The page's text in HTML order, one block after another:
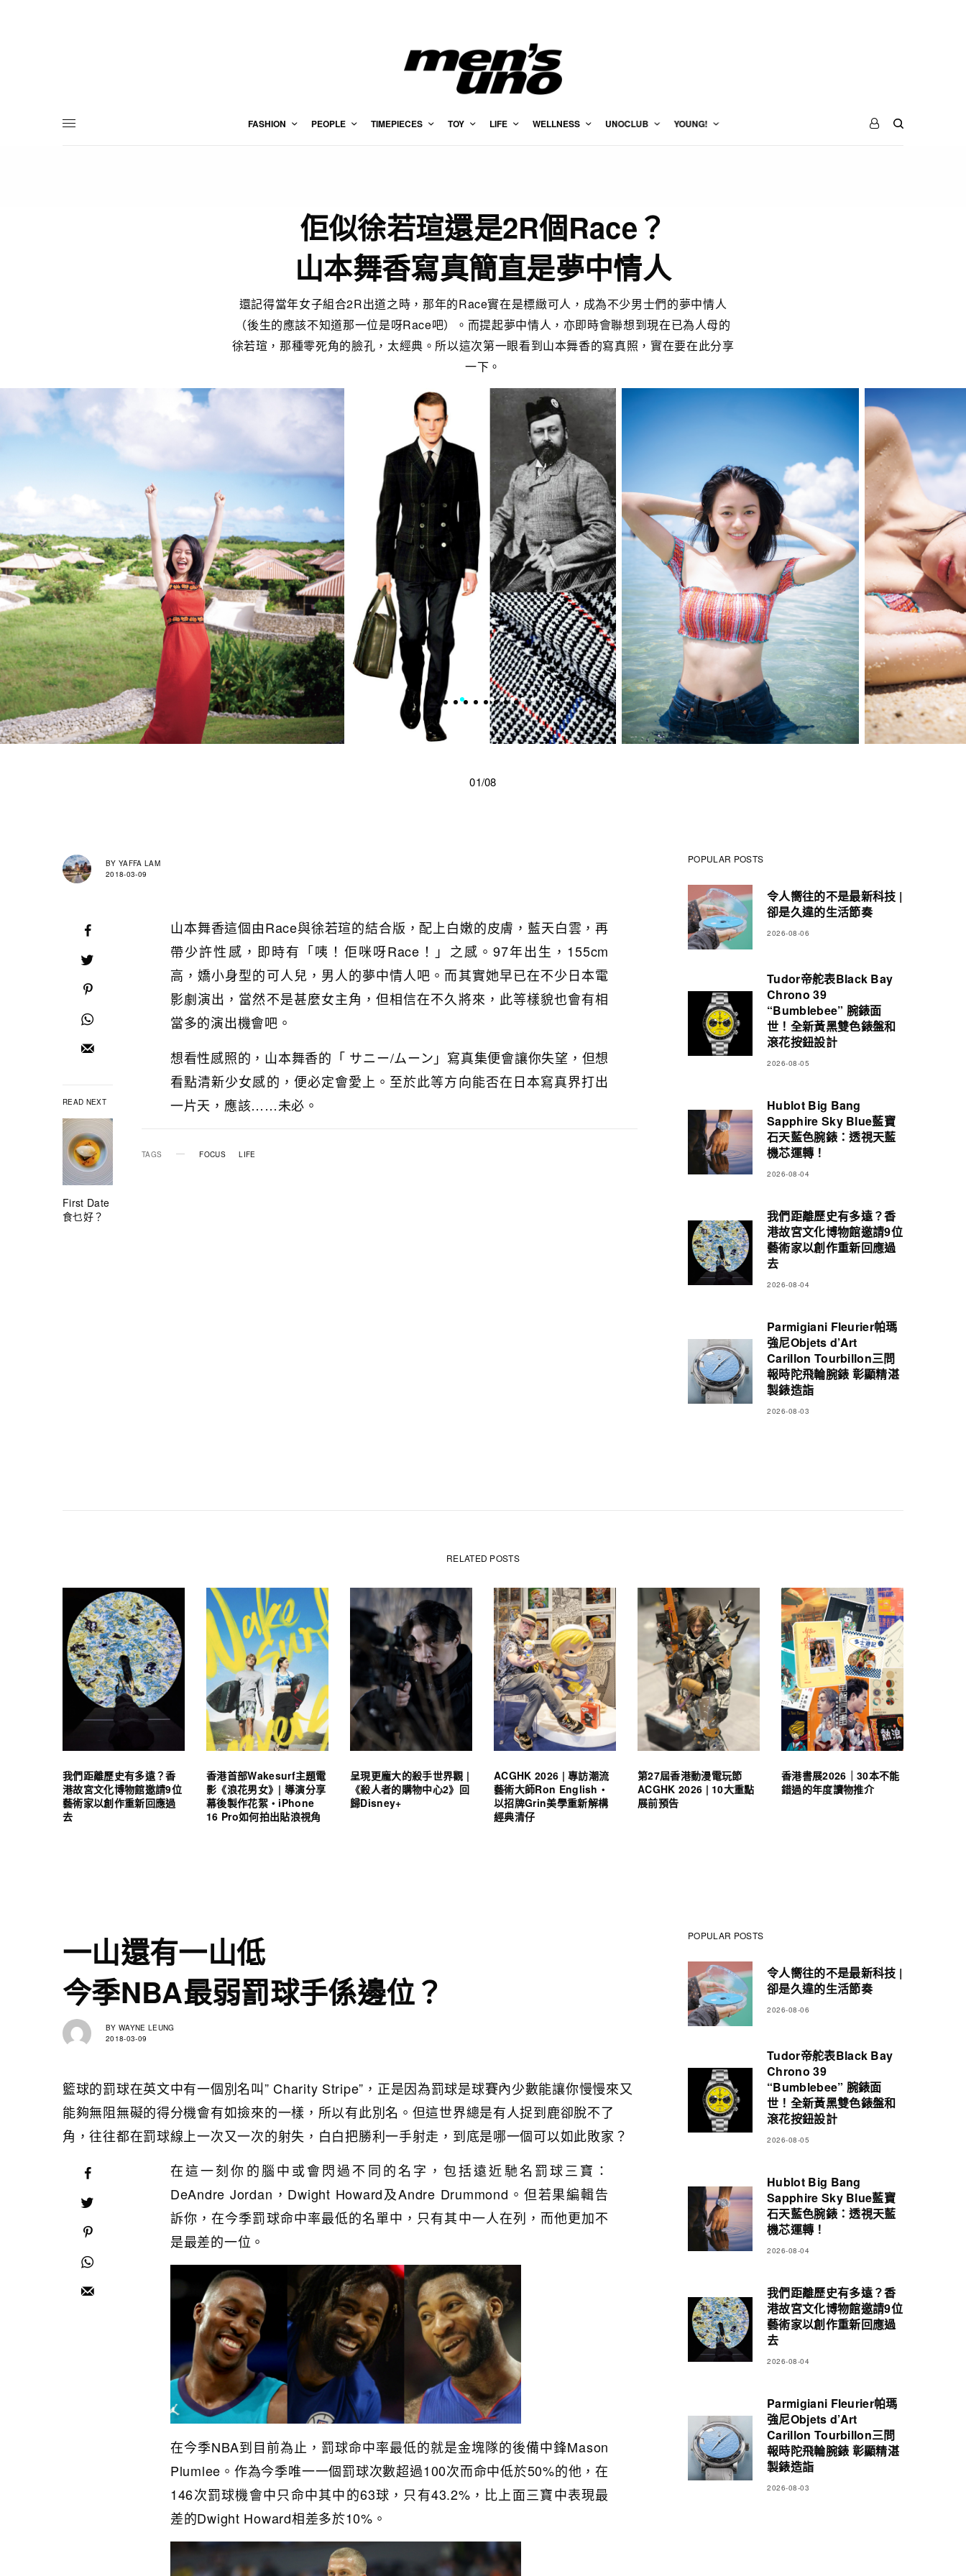
FASHION PEOPLE TIMEPIECES TOY LIFE WELLNESS UNOCLUB YOUNG!
佢似徐若瑄還是2R個Race？
山本舞香寫真簡直是夢中情人
還記得當年女子組合2R出道之時，那年的Race實在是標緻可人，成為不少男士們的夢中情人
（後生的應該不知道那一位是呀Race吧）。而提起夢中情人，亦即時會聯想到現在已為人母的
徐若瑄，那種零死角的臉孔，太經典。所以這次第一眼看到山本舞香的寫真照，實在要在此分享
一下。
01/08
BY YAFFA LAM
2018-03-09
READ NEXT
First Date
食乜好？
山本舞香這個由Race與徐若瑄的結合版，配上白嫩的皮膚，藍天白雲，再
帶少許性感，即時有「咦！佢咪呀Race！」之感。97年出生，155cm
高，嬌小身型的可人兒，男人的夢中情人吧。而其實她早已在不少日本電
影劇演出，當然不是甚麼女主角，但相信在不久將來，此等樣貌也會有相
當多的演出機會吧。
想看性感照的，山本舞香的「 サニー/ムーン」寫真集便會讓你失望，但想
看點清新少女感的，便必定會愛上。至於此等方向能否在日本寫真界打出
一片天，應該……未必。
TAGS FOCUS LIFE
POPULAR POSTS
令人嚮往的不是最新科技 |
卻是久違的生活節奏
2026-08-06
Tudor帝舵表Black Bay
Chrono 39
“Bumblebee” 腕錶面
世！全新黃黑雙色錶盤和
滾花按鈕設計
2026-08-05
Hublot Big Bang
Sapphire Sky Blue藍寶
石天藍色腕錶：透視天藍
機芯運轉！
2026-08-04
我們距離歷史有多遠？香
港故宮文化博物館邀請9位
藝術家以創作重新回應過
去
2026-08-04
Parmigiani Fleurier帕瑪
強尼Objets d’Art
Carillon Tourbillon三問
報時陀飛輪腕錶 彰顯精湛
製錶造詣
2026-08-03
RELATED POSTS
我們距離歷史有多遠？香
港故宮文化博物館邀請9位
藝術家以創作重新回應過
去
香港首部Wakesurf主題電
影《浪花男女》| 導演分享
幕後製作花絮・iPhone
16 Pro如何拍出貼浪視角
呈現更龐大的殺手世界觀 |
《殺人者的購物中心2》回
歸Disney+
ACGHK 2026 | 專訪潮流
藝術大師Ron English・
以招牌Grin美學重新解構
經典清仔
第27屆香港動漫電玩節
ACGHK 2026 | 10大重點
展前預告
香港書展2026｜30本不能
錯過的年度讀物推介
一山還有一山低
今季NBA最弱罰球手係邊位？
BY WAYNE LEUNG
2018-03-09
籃球的罰球在英文中有一個別名叫” Charity Stripe”，正是因為罰球是球賽內少數能讓你慢慢來又
能夠無阻無礙的得分機會有如撿來的一樣，所以有此別名。但這世界總是有人捉到鹿卻脫不了
角，往往都在罰球線上一次又一次的射失，白白把勝利一手射走，到底是哪一個可以如此敗家？
在這一刻你的腦中或會閃過不同的名字，包括遠近馳名罰球三寶：
DeAndre Jordan，Dwight Howard及Andre Drummond。但若果編輯告
訴你，在今季罰球命中率最低的名單中，只有其中一人在列，而他更加不
是最差的一位。
在今季NBA到目前為止，罰球命中率最低的就是金塊隊的後備中鋒Mason
Plumlee。作為今季唯一一個罰球次數超過100次而命中低於50%的他，在
146次罰球機會中只命中其中的63球，只有43.2%，比上面三寶中表現最
差的Dwight Howard相差多於10%。
POPULAR POSTS
令人嚮往的不是最新科技 |
卻是久違的生活節奏
2026-08-06
Tudor帝舵表Black Bay
Chrono 39
“Bumblebee” 腕錶面
世！全新黃黑雙色錶盤和
滾花按鈕設計
2026-08-05
Hublot Big Bang
Sapphire Sky Blue藍寶
石天藍色腕錶：透視天藍
機芯運轉！
2026-08-04
我們距離歷史有多遠？香
港故宮文化博物館邀請9位
藝術家以創作重新回應過
去
2026-08-04
Parmigiani Fleurier帕瑪
強尼Objets d’Art
Carillon Tourbillon三問
報時陀飛輪腕錶 彰顯精湛
製錶造詣
2026-08-03